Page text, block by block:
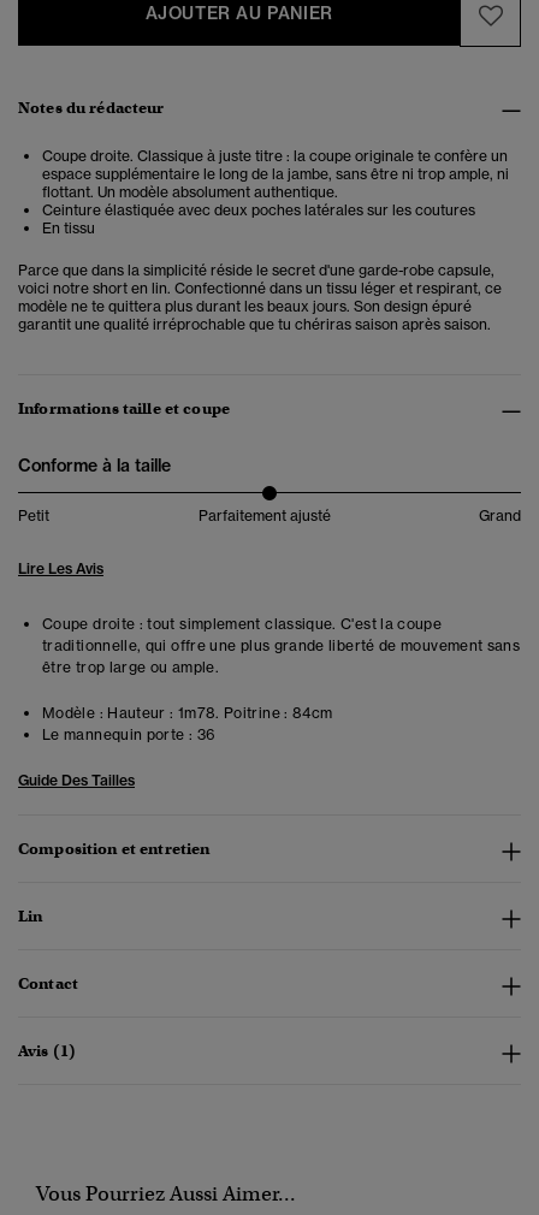
AJOUTER AU PANIER
Notes du rédacteur
Coupe droite. Classique à juste titre : la coupe originale te confère un
espace supplémentaire le long de la jambe, sans être ni trop ample, ni
flottant. Un modèle absolument authentique.
Ceinture élastiquée avec deux poches latérales sur les coutures
En tissu
Parce que dans la simplicité réside le secret d'une garde-robe capsule,
voici notre short en lin. Confectionné dans un tissu léger et respirant, ce
modèle ne te quittera plus durant les beaux jours. Son design épuré
garantit une qualité irréprochable que tu chériras saison après saison.
Informations taille et coupe
Conforme à la taille
Petit Parfaitement ajusté Grand
Lire Les Avis
Coupe droite : tout simplement classique. C'est la coupe
traditionnelle, qui offre une plus grande liberté de mouvement sans
être trop large ou ample.
Modèle : Hauteur : 1m78. Poitrine : 84cm
Le mannequin porte : 36
Guide Des Tailles
Composition et entretien
Lin
Contact
Avis (1)
Vous Pourriez Aussi Aimer...